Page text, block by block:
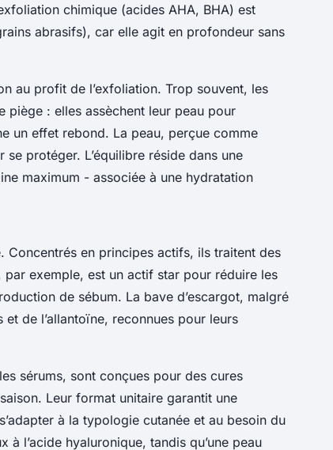
chimique (acides AHA, BHA) est
abrasifs), car elle agit en profondeur sans
au profit de l’exfoliation. Trop souvent, les
piège : elles assèchent leur peau pour
un effet rebond. La peau, perçue comme
protéger. L’équilibre réside dans une
maximum - associée à une hydratation
Concentrés en principes actifs, ils traitent des
par exemple, est un actif star pour réduire les
de sébum. La bave d’escargot, malgré
de l’allantoïne, reconnues pour leurs
sérums, sont conçues pour des cures
Leur format unitaire garantit une
à la typologie cutanée et au besoin du
l’acide hyaluronique, tandis qu’une peau